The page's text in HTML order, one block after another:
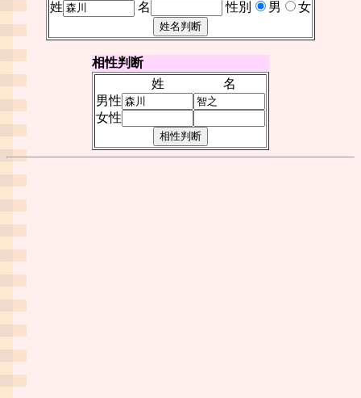
姓
名 性別 男 女
相性判断
姓
名
男性
女性